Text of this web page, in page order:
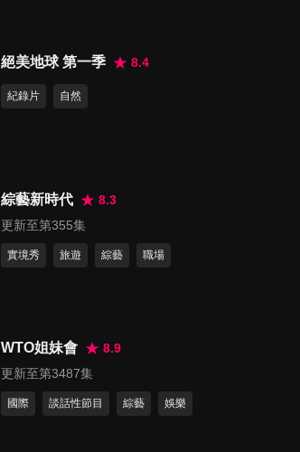
48
分鐘
第134集 最聰明的公關人員4
47
分鐘
終章
第136集 研究生校際對抗賽1
絕美地球 第一季 8.4
紀錄片 自然
綜藝新時代
8.3
更新至第355集
實境秀 旅遊 綜藝 職場
WTO姐妹會
8.9
更新至第3487集
國際 談話性節目 綜藝 娛樂